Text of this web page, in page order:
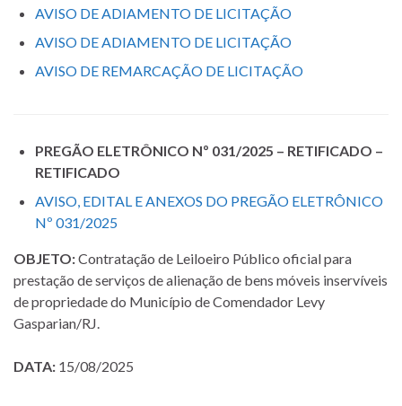
AVISO DE ADIAMENTO DE LICITAÇÃO
AVISO DE ADIAMENTO DE LICITAÇÃO
AVISO DE REMARCAÇÃO DE LICITAÇÃO
PREGÃO ELETRÔNICO Nº 031/2025 – RETIFICADO –
RETIFICADO
AVISO, EDITAL E ANEXOS DO PREGÃO ELETRÔNICO
Nº 031/2025
OBJETO:Contratação de Leiloeiro Público oficial para
prestação de serviços de alienação de bens móveis inservíveis
de propriedade do Município de Comendador Levy
Gasparian/RJ.
DATA: 15/08/2025